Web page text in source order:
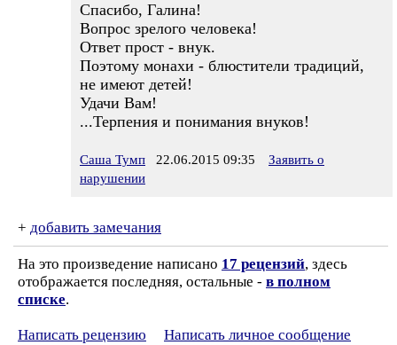
Спасибо, Галина!
Вопрос зрелого человека!
Ответ прост - внук.
Поэтому монахи - блюстители традиций,
не имеют детей!
Удачи Вам!
...Терпения и понимания внуков!
Саша Тумп 22.06.2015 09:35
Заявить о
нарушении
+ добавить замечания
На это произведение написано 17 рецензий, здесь
отображается последняя, остальные - в полном
списке.
Написать рецензию
Написать личное сообщение